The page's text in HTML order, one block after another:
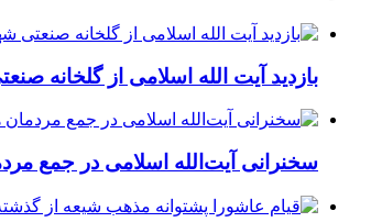
بازدید آیت الله اسلامی از گلخانه
سخنرانی آیت‌الله اسلامی در جمع